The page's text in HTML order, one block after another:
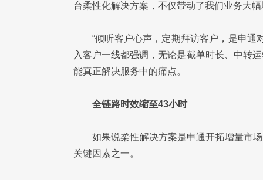
台柔性化解决方案，不仅带动了我们业务大
“倾听客户心声，定期拜访客户，是申通
入客户一线都强调，无论是截单时长、中转
能真正解决服务中的痛点。
全链路时效缩至43小时
如果说柔性解决方案是申通开拓增量市
关键因素之一。